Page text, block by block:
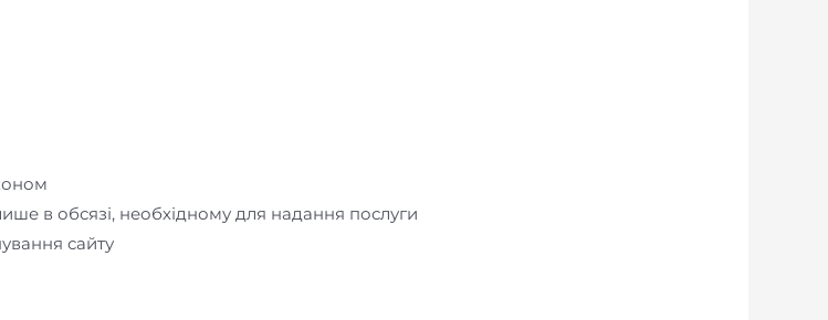
в обсязі, необхідному для надання послуги
сайту